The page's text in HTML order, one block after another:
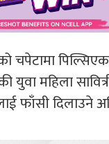
चपेटामा
युवा महिला
फाँसी दिलाउने